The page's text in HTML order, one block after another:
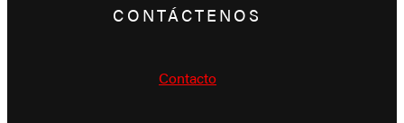
CONTÁCTENOS
Contacto